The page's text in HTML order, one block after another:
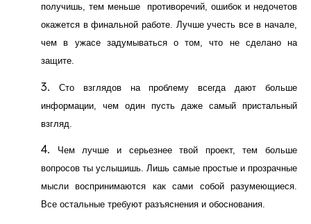
получишь, тем меньше противоречий, ошибок и недочетов
окажется в финальной работе. Лучше учесть все в начале,
чем в ужасе задумываться о том, что не сделано на
защите.
Сто взглядов на проблему всегда дают больше
информации, чем один пусть даже самый пристальный
взгляд.
Чем лучше и серьезнее твой проект, тем больше
вопросов ты услышишь. Лишь самые простые и прозрачные
мысли воспринимаются как сами собой разумеющиеся.
Все остальные требуют разъяснения и обоснования.